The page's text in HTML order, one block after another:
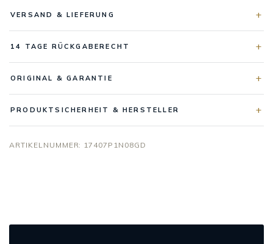
VERSAND & LIEFERUNG
14 TAGE RÜCKGABERECHT
ORIGINAL & GARANTIE
PRODUKTSICHERHEIT & HERSTELLER
ARTIKELNUMMER: 17407P1N08GD